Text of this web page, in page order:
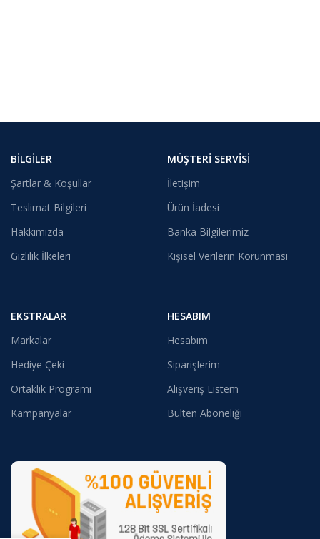
BILGILER
Şartlar & Koşullar
Teslimat Bilgileri
Hakkımızda
Gizlilik İlkeleri
MÜŞTERI SERVISI
İletişim
Ürün İadesi
Banka Bilgilerimiz
Kişisel Verilerin Korunması
EKSTRALAR
Markalar
Hediye Çeki
Ortaklık Programı
Kampanyalar
HESABIM
Hesabım
Siparişlerim
Alışveriş Listem
Bülten Aboneliği